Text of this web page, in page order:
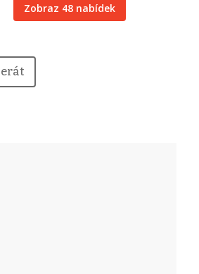
Zobraz 48 nabídek